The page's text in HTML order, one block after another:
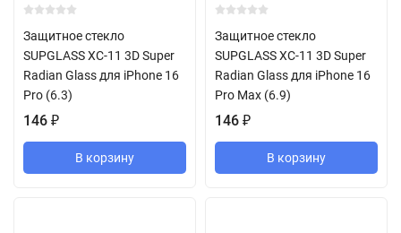
Защитное стекло
SUPGLASS XC-11 3D Super
Radian Glass для iPhone 16
Pro (6.3)
146 ₽
В корзину
Защитное стекло
SUPGLASS XC-11 3D Super
Radian Glass для iPhone 16
Pro Max (6.9)
146 ₽
В корзину